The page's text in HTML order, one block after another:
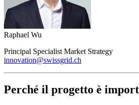
Raphael Wu
Principal Specialist Market Strategy
innovation@swissgrid.ch
Perché il progetto è